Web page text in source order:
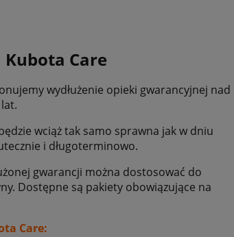
Care
wydłużenie opieki gwarancyjnej nad
wciąż tak samo sprawna jak w dniu
i długoterminowo.
gwarancji można dostosować do
Dostępne są pakiety obowiązujące na
Care: